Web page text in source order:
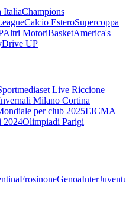
ItaliaChampions
Calcio EsteroSupercoppa
Altri MotoriBasketAmerica's
Drive UP
Live Riccione
Milano Cortina
per club 2025EICMA
2024Olimpiadi Parigi
FrosinoneGenoaInter